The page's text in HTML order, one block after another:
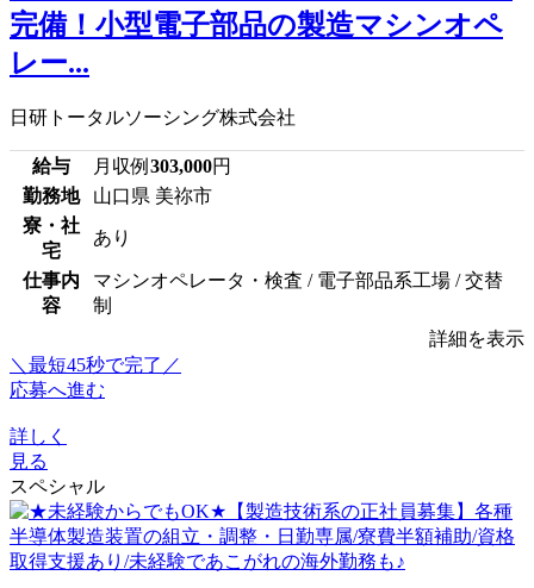
完備！小型電子部品の製造マシンオペ
レー...
日研トータルソーシング株式会社
給与 月収例 303,000円
勤務地
山口県 美祢市
寮・社
宅
あり
仕事内
容
マシンオペレータ・検査 / 電子部品系工場 / 交替
制
詳細を表示
＼最短45秒で完了／
応募へ進む
詳しく
見る
スペシャル